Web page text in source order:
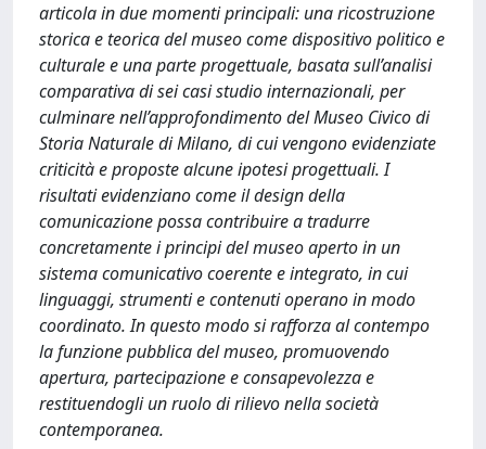
articola in due momenti principali: una ricostruzione
storica e teorica del museo come dispositivo politico e
culturale e una parte progettuale, basata sull’analisi
comparativa di sei casi studio internazionali, per
culminare nell’approfondimento del Museo Civico di
Storia Naturale di Milano, di cui vengono evidenziate
criticità e proposte alcune ipotesi progettuali. I
risultati evidenziano come il design della
comunicazione possa contribuire a tradurre
concretamente i principi del museo aperto in un
sistema comunicativo coerente e integrato, in cui
linguaggi, strumenti e contenuti operano in modo
coordinato. In questo modo si rafforza al contempo
la funzione pubblica del museo, promuovendo
apertura, partecipazione e consapevolezza e
restituendogli un ruolo di rilievo nella società
contemporanea.